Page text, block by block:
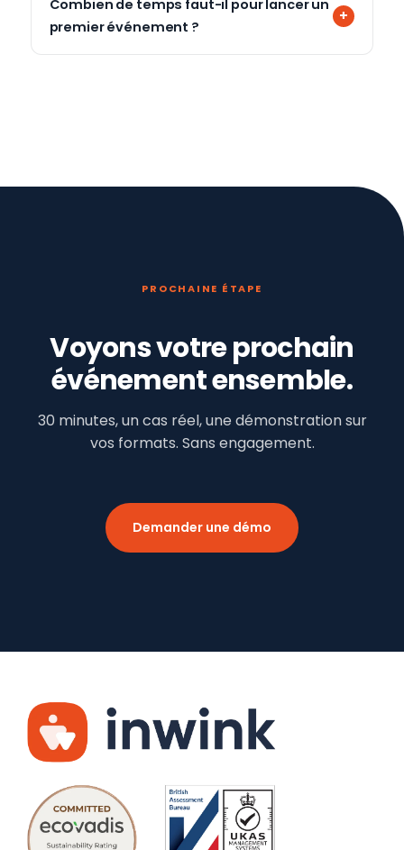
Combien de temps faut-il pour lancer un
premier événement ?
PROCHAINE ÉTAPE
Voyons votre prochain
événement ensemble.
30 minutes, un cas réel, une démonstration sur
vos formats. Sans engagement.
Demander une démo